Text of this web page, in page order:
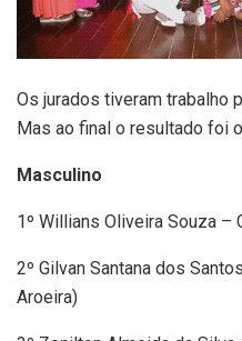
Os jurados tiveram trabalho
Mas ao final o resultado foi
Masculino
1º Willians Oliveira Souza –
2º Gilvan Santana dos
Aroeira)